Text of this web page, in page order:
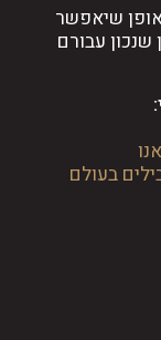
שיאפשר
שנכון עבורם
בעולם